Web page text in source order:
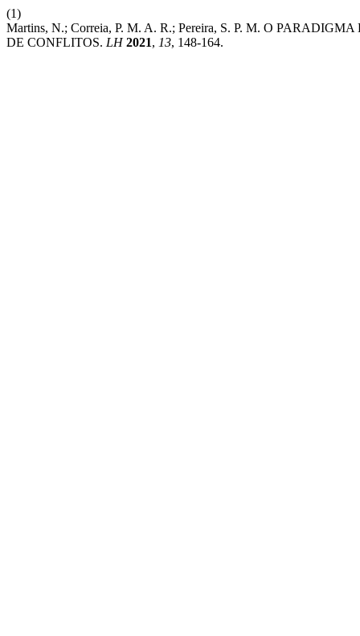
(1)
Martins, N.; Correia, P. M. A. R.; Pereira, S. P. M. O
DE CONFLITOS. LH 2021, 13, 148-164.